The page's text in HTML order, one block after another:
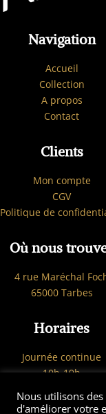
Navigation
Accueil
Collection
A propos
Contact
Clients
Mon compte
CGV
Politique de
Où nous
4 rue Maréchal
65000 Tarbes
Horaires
Journée continue
10h-19h
Du Mardi au Samedi
Nous utilisons
d'améliorer votre